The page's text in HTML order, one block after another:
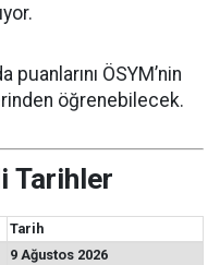
puanlarını ÖSYM’nin
öğrenebilecek.
Tarihler
Tarih
9 Ağustos 2026